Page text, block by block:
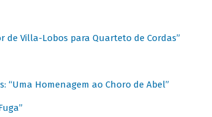
de Villa-Lobos para Quarteto de Cordas”
“Uma Homenagem ao Choro de Abel”